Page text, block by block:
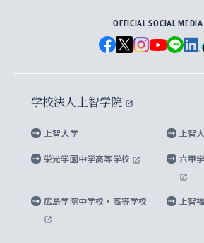
経済学研究科
グローバル・スタディーズ研究
メディア・ジャーナリズム研究
水稀少社会研究センター
先進機械・構造材料イノベー
マイクロ波サイエンス研究セン
国による高等教育の修学支援
大学院生対象の奨学金
海外留学する際の費用と奨学金
父母・保証人とのネットワーク
学外とのネットワーク
上智大学大学案内・大学院案内
英文広報誌 SOPHIA magazine
上智大学のビジュアル・アイ
上智大学ビジュアル・アイデ
上智大学校歌 ・上智大学学生
上智大学への取材・キャンパ
上智大学の公開情報
上智大学の教育研究活動等の
内部質保証と自己点検・評価
キャンパス案内
四谷キャンパス 施設紹介
海外拠点
OFFICIAL SOCIAL MEDIA
学校法人上智学院
上智大学 上智
栄光学園中学高等学校 六甲
広島学院中学校・高等学校 上智